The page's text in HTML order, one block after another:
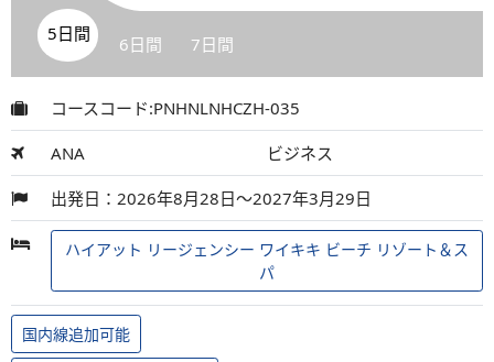
5日間 6日間 7日間
コースコード:PNHNLNHCZH-035
ANA ビジネス
出発日：2026年8月28日～2027年3月29日
ハイアット リージェンシー ワイキキ ビーチ リゾート＆ス
パ
国内線追加可能